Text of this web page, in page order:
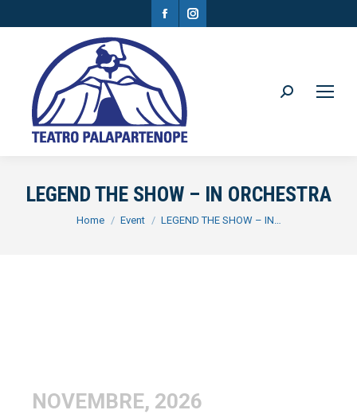
Facebook
opens
in
new
window
Instagram
Search:
LEGEND THE SHOW – IN ORCHESTRA
You are here:
Home Event LEGEND THE SHOW – IN…
NOVEMBRE, 2026